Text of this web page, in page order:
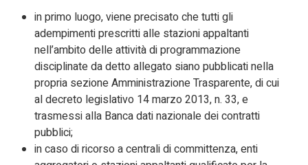
in primo luogo, viene precisato che tutti gli
adempimenti prescritti alle stazioni appaltanti
nell’ambito delle attività di programmazione
disciplinate da detto allegato siano pubblicati nella
propria sezione Amministrazione Trasparente, di cui
al decreto legislativo 14 marzo 2013, n. 33, e
trasmessi alla Banca dati nazionale dei contratti
pubblici;
in caso di ricorso a centrali di committenza, enti